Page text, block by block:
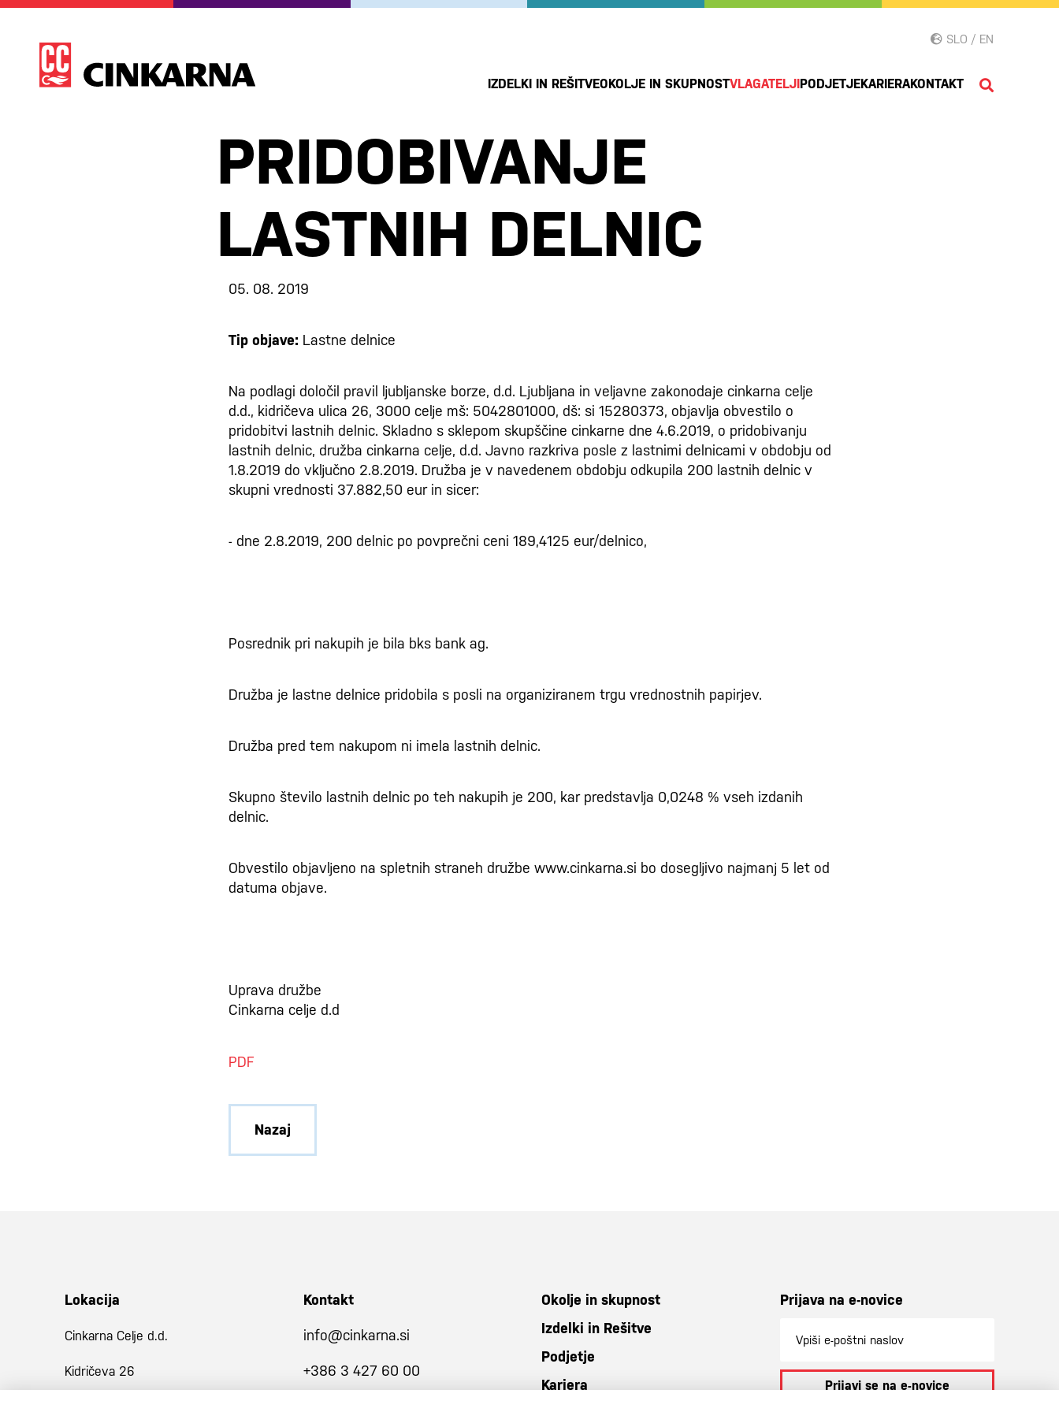
SLO / EN
IZDELKI IN REŠITVEOKOLJE IN SKUPNOSTVLAGATELJIPODJETJEKARIERAKONTAKT
PRIDOBIVANJE
LASTNIH DELNIC
05. 08. 2019
Tip objave: Lastne delnice
Na podlagi določil pravil ljubljanske borze, d.d. Ljubljana in veljavne zakonodaje cinkarna celje
d.d., kidričeva ulica 26, 3000 celje mš: 5042801000, dš: si 15280373, objavlja obvestilo o
pridobitvi lastnih delnic. Skladno s sklepom skupščine cinkarne dne 4.6.2019, o pridobivanju
lastnih delnic, družba cinkarna celje, d.d. Javno razkriva posle z lastnimi delnicami v obdobju od
1.8.2019 do vključno 2.8.2019. Družba je v navedenem obdobju odkupila 200 lastnih delnic v
skupni vrednosti 37.882,50 eur in sicer:
- dne 2.8.2019, 200 delnic po povprečni ceni 189,4125 eur/delnico,
Posrednik pri nakupih je bila bks bank ag.
Družba je lastne delnice pridobila s posli na organiziranem trgu vrednostnih papirjev.
Družba pred tem nakupom ni imela lastnih delnic.
Skupno število lastnih delnic po teh nakupih je 200, kar predstavlja 0,0248 % vseh izdanih
delnic.
Obvestilo objavljeno na spletnih straneh družbe www.cinkarna.si bo dosegljivo najmanj 5 let od
datuma objave.
Uprava družbe
Cinkarna celje d.d
PDF
Nazaj
Lokacija
Cinkarna Celje d.d.
Kidričeva 26
Kontakt
info@cinkarna.si
+386 3 427 60 00
Okolje in skupnost
Izdelki in Rešitve
Podjetje
Kariera
Prijava na e-novice
Prijavi se na e-novice